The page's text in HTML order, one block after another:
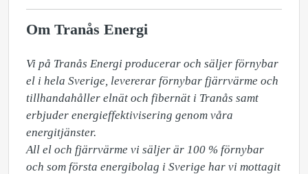
Om Tranås Energi
Vi på Tranås Energi producerar och säljer förnybar
el i hela Sverige, levererar förnybar fjärrvärme och
tillhandahåller elnät och fibernät i Tranås samt
erbjuder energieffektivisering genom våra
energitjänster.
All el och fjärrvärme vi säljer är 100 % förnybar
och som första energibolag i Sverige har vi mottagit